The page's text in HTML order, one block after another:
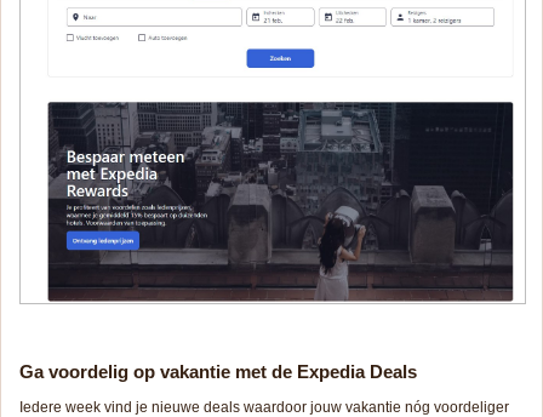
Ga voordelig op vakantie met de Expedia Deals
Iedere week vind je nieuwe deals waardoor jouw vakantie nóg voordeliger